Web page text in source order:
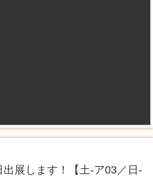
展します！【土-ア03／日-